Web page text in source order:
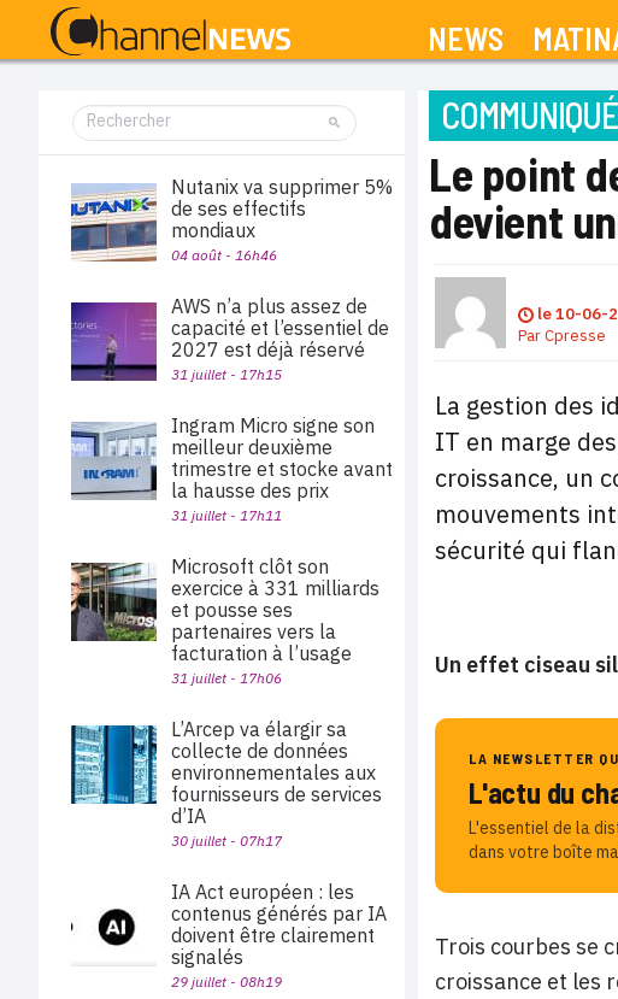
NEWS
Le point
devient
le10-06-
ParCpresse
La gestion des
IT en marge
croissance, un
mouvements
sécurité qui
Un effet ciseau
LA NEWSLETTER
L'actu du
L'essentiel de la
dans votre boîte
Trois courbes se
croissance et les
Nutanix va supprimer 5%
de ses effectifs
mondiaux
04 août - 16h46
AWS n’a plus assez de
capacité et l’essentiel de
2027 est déjà réservé
31 juillet - 17h15
Ingram Micro signe son
meilleur deuxième
trimestre et stocke avant
la hausse des prix
31 juillet - 17h11
Microsoft clôt son
exercice à 331 milliards
et pousse ses
partenaires vers la
facturation à l’usage
31 juillet - 17h06
L’Arcep va élargir sa
collecte de données
environnementales aux
fournisseurs de services
d’IA
30 juillet - 07h17
IA Act européen : les
contenus générés par IA
doivent être clairement
signalés
29 juillet - 08h19